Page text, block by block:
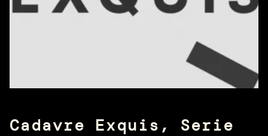
Cadavre Exquis, Serie